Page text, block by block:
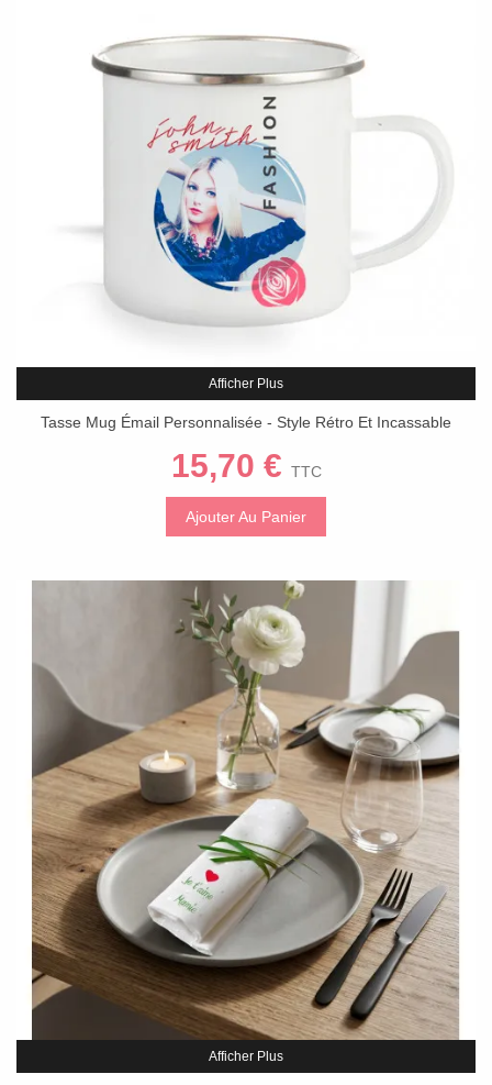
Afficher Plus
Tasse Mug Émail Personnalisée - Style Rétro Et Incassable
15,70 € TTC
Ajouter Au Panier
Afficher Plus